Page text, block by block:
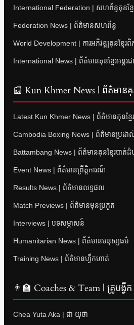
International Federation | សហព័ន្ធគុនខ្មែរ
Federation News | ព័ត៌មានសហព័ន្ធ
World Development | ការអភិវឌ្ឍគុនខ្មែ
International News | ព័ត៌មានគុនខ្មែរអន្តរជ
📰 Kun Khmer News | ព័ត៌មានគុន
Latest Kun Khmer News | ព័ត៌មានគុនខ្ម
Cambodia Boxing News | ព័ត៌មានប្រដាល់
Battambang News | ព័ត៌មានគុនខ្មែរបាត់ដំ
Event News | ព័ត៌មានព្រឹត្តិការណ៍
Results News | ព័ត៌មានលទ្ធផល
Match Previews | ព័ត៌មានមុនប្រកួត
Interviews | បទសម្ភាសន៍
Humanitarian News | ព័ត៌មានមនុស្សធម៌
Training News | ព័ត៌មានហ្វឹកហាត់
👨‍🏫 Coaches & Team | គ្រូបង្វឹក
Chea Yuta Aka | ជា យុថា